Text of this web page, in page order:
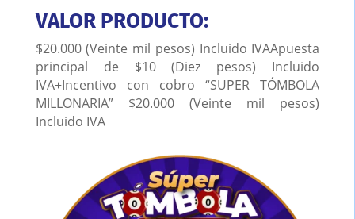
VALOR PRODUCTO:
$20.000 (Veinte mil pesos) Incluido IVAApuesta
principal de $10 (Diez pesos) Incluido
IVA+Incentivo con cobro “SUPER TÓMBOLA
MILLONARIA” $20.000 (Veinte mil pesos)
Incluido IVA